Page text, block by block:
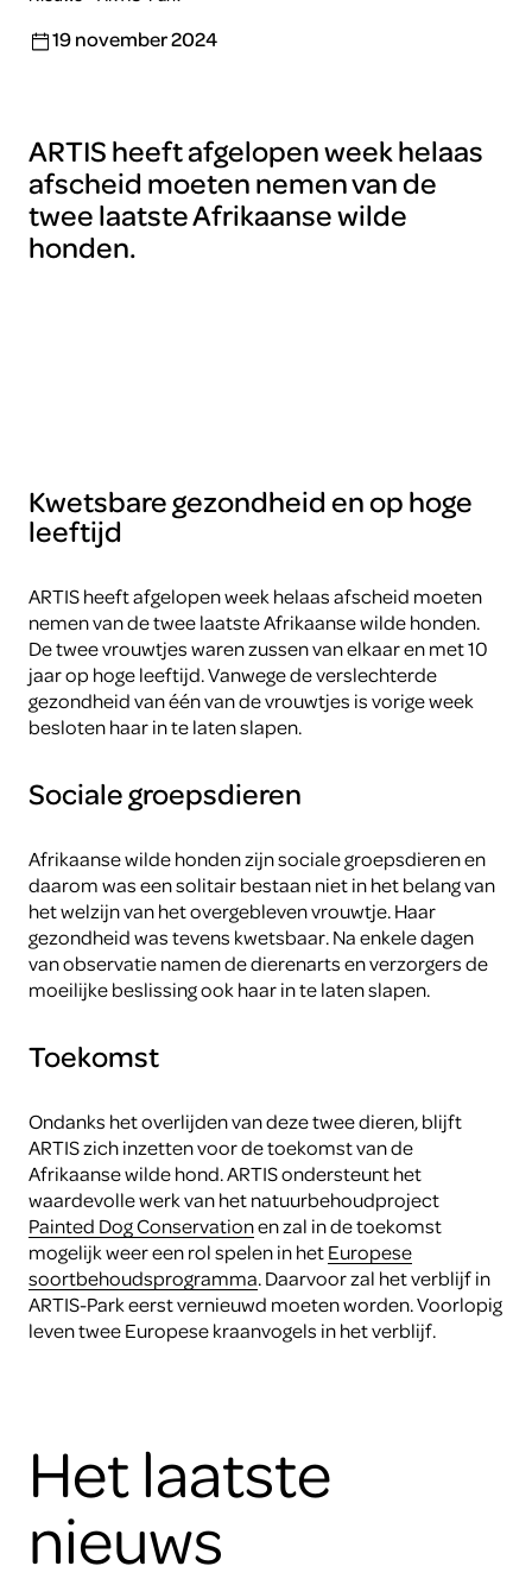
19 november 2024
ARTIS heeft afgelopen week helaas
afscheid moeten nemen van de
twee laatste Afrikaanse wilde
honden.
Kwetsbare gezondheid en op hoge
leeftijd
ARTIS heeft afgelopen week helaas afscheid moeten
nemen van de twee laatste Afrikaanse wilde honden.
De twee vrouwtjes waren zussen van elkaar en met 10
jaar op hoge leeftijd. Vanwege de verslechterde
gezondheid van één van de vrouwtjes is vorige week
besloten haar in te laten slapen.
Sociale groepsdieren
Afrikaanse wilde honden zijn sociale groepsdieren en
daarom was een solitair bestaan niet in het belang van
het welzijn van het overgebleven vrouwtje. Haar
gezondheid was tevens kwetsbaar. Na enkele dagen
van observatie namen de dierenarts en verzorgers de
moeilijke beslissing ook haar in te laten slapen.
Toekomst
Ondanks het overlijden van deze twee dieren, blijft
ARTIS zich inzetten voor de toekomst van de
Afrikaanse wilde hond. ARTIS ondersteunt het
waardevolle werk van het natuurbehoudproject
Painted Dog Conservationen zal in de toekomst
mogelijk weer een rol spelen in hetEuropese
soortbehoudsprogramma. Daarvoor zal het verblijf in
ARTIS-Park eerst vernieuwd moeten worden. Voorlopig
leven twee Europese kraanvogels in het verblijf.
Het laatste
nieuws